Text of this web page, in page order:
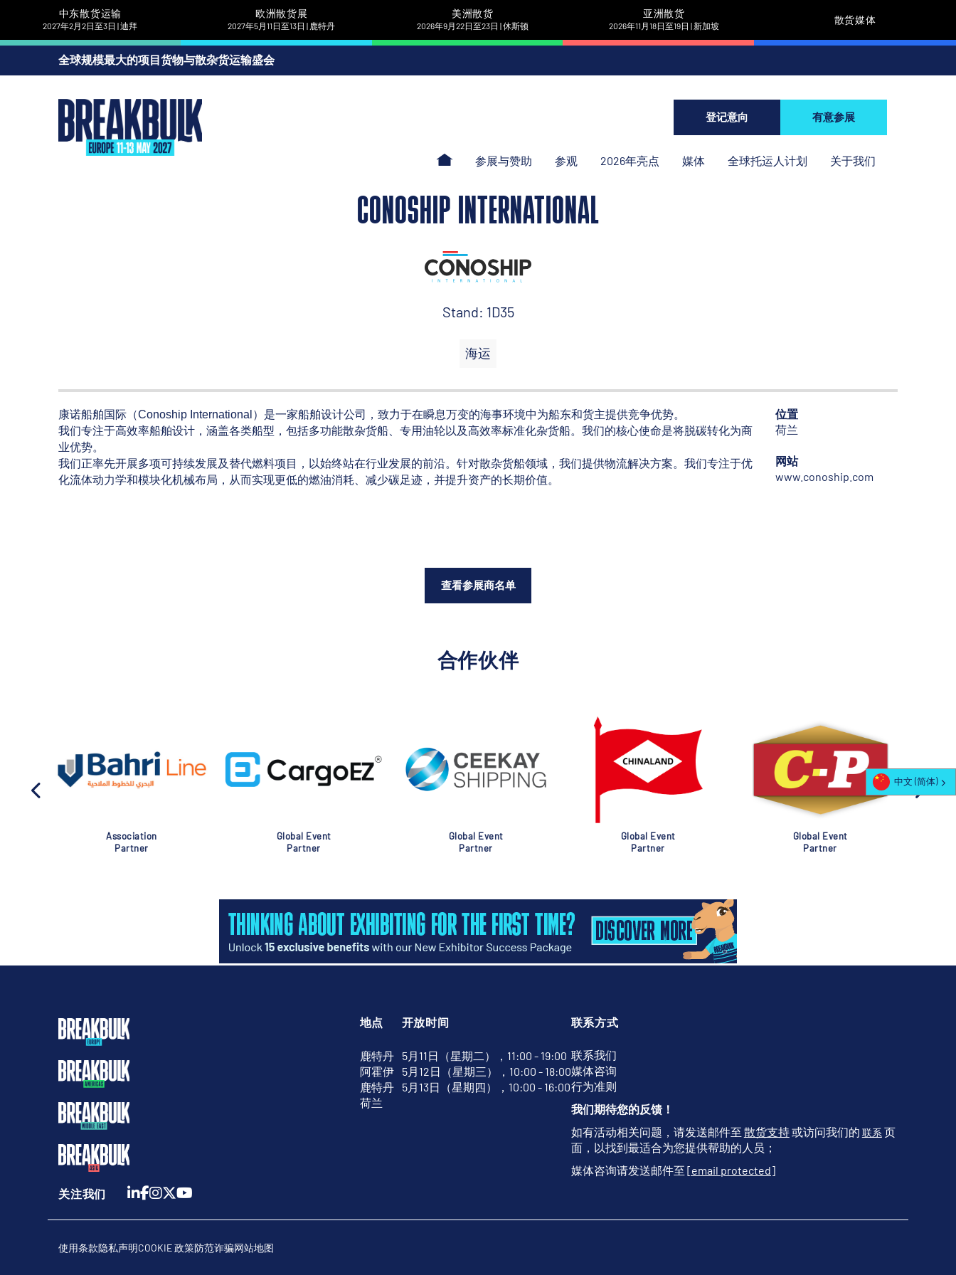
中东散货运输
2027年2月2日至3日 | 迪拜
欧洲散货展
2027年5月11日至13日 | 鹿特丹
美洲散货
2026年9月22日至23日 | 休斯顿
亚洲散货
2026年11月18日至19日 | 新加坡
散货媒体
全球规模最大的项目货物与散杂货运输盛会
登记意向 有意参展
参展与赞助 参观 2026年亮点 媒体 全球托运人计划 关于我们
CONOSHIP INTERNATIONAL
Stand: 1D35
海运
康诺船舶国际（Conoship International）是一家船舶设计公司，致力于在瞬息万变的海事环境中为船东和货主提供竞争优势。
我们专注于高效率船舶设计，涵盖各类船型，包括多功能散杂货船、专用油轮以及高效率标准化杂货船。我们的核心使命是将脱碳转化为商
业优势。
我们正率先开展多项可持续发展及替代燃料项目，以始终站在行业发展的前沿。针对散杂货船领域，我们提供物流解决方案。我们专注于优
化流体动力学和模块化机械布局，从而实现更低的燃油消耗、减少碳足迹，并提升资产的长期价值。
位置
荷兰
网站
www.conoship.com
查看参展商名单
合作伙伴
Association
Partner
Global Event
Partner
Global Event
Partner
Global Event
Partner
Global Event
Partner
地点
鹿特丹
阿霍伊
鹿特丹
荷兰
开放时间
5月11日（星期二），11:00 - 19:00
5月12日（星期三），10:00 - 18:00
5月13日（星期四），10:00 - 16:00
联系方式
联系我们
媒体咨询
行为准则
我们期待您的反馈！
如有活动相关问题，请发送邮件至 散货支持或访问我们的 联系 页
面，以找到最适合为您提供帮助的人员；
媒体咨询请发送邮件至 [email protected]
关注我们
使用条款隐私声明COOKIE 政策防范诈骗网站地图
中文 (简体)